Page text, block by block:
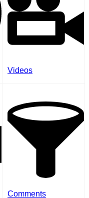
Videos
Comments